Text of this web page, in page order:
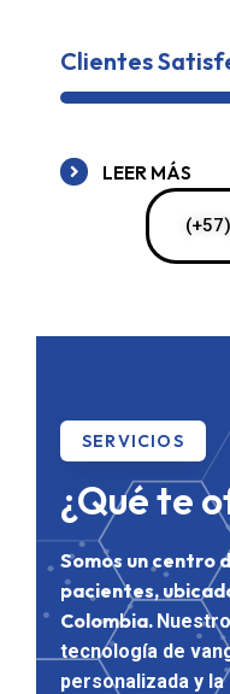
Clientes
LEER MÁS
SERVICIOS
¿Qué te
Somos un centro
pacientes,
Colombia.
tecnología de
personalizada y